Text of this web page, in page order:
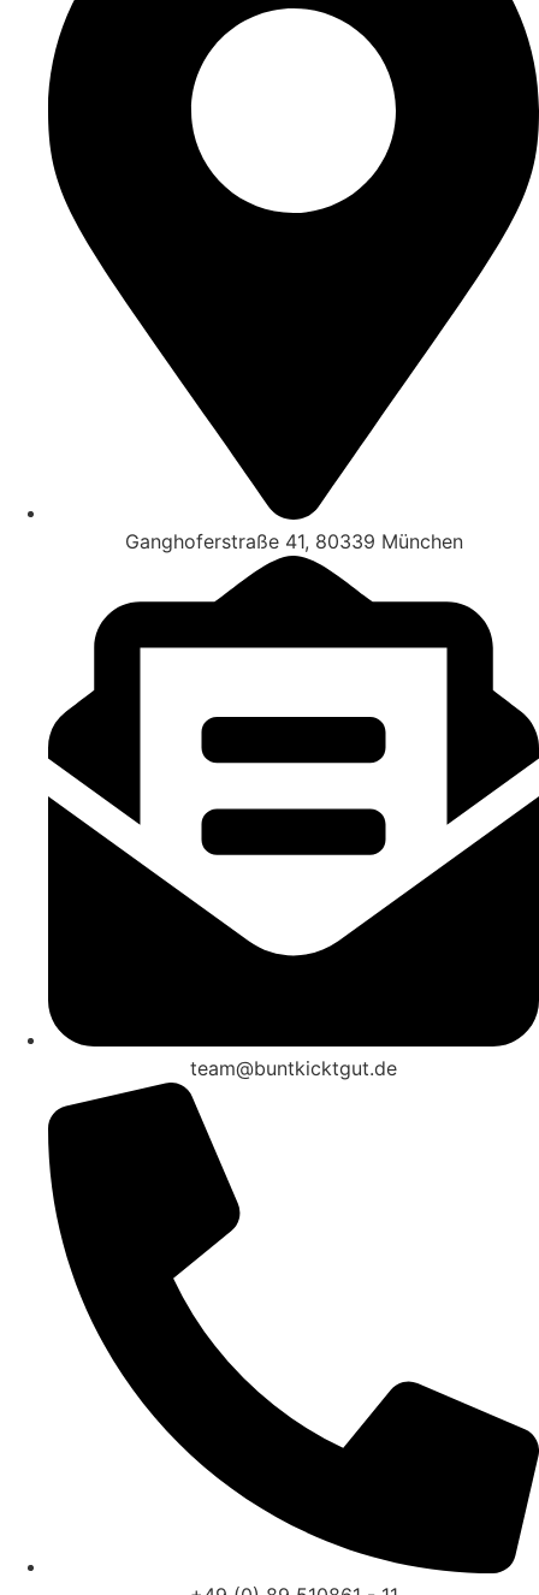
Ganghoferstraße 41, 80339 München
team@buntkicktgut.de